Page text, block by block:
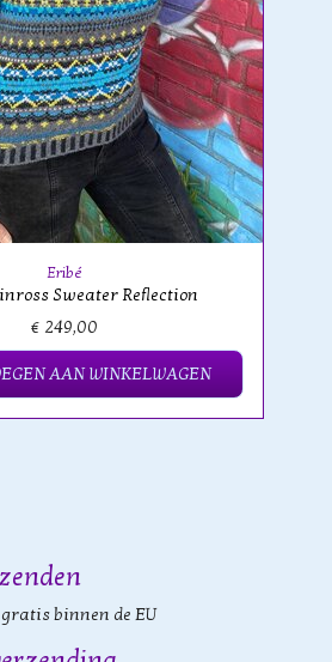
Eribé
Sweater Reflection
€ 249,00
AAN WINKELWAGEN
binnen de EU